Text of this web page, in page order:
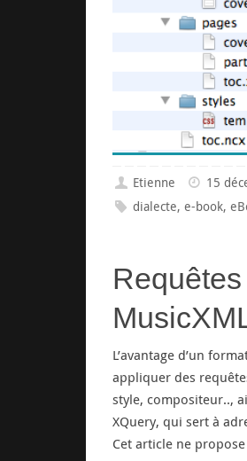
Etienne 15
dialecte,e-book,
L’avantage d’un
appliquer des
style, compositeur..,
XQuery, qui sert à
Cet article ne